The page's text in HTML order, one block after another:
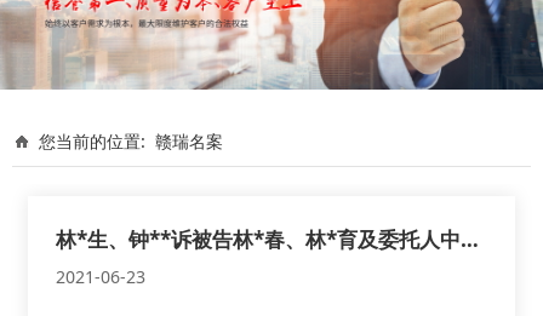
您当前的位置: 赣瑞名案
林*生、钟**诉被告林*春、林*育及委托人中国**财产保险股份有限公司瑞金支公司
2021-06-23